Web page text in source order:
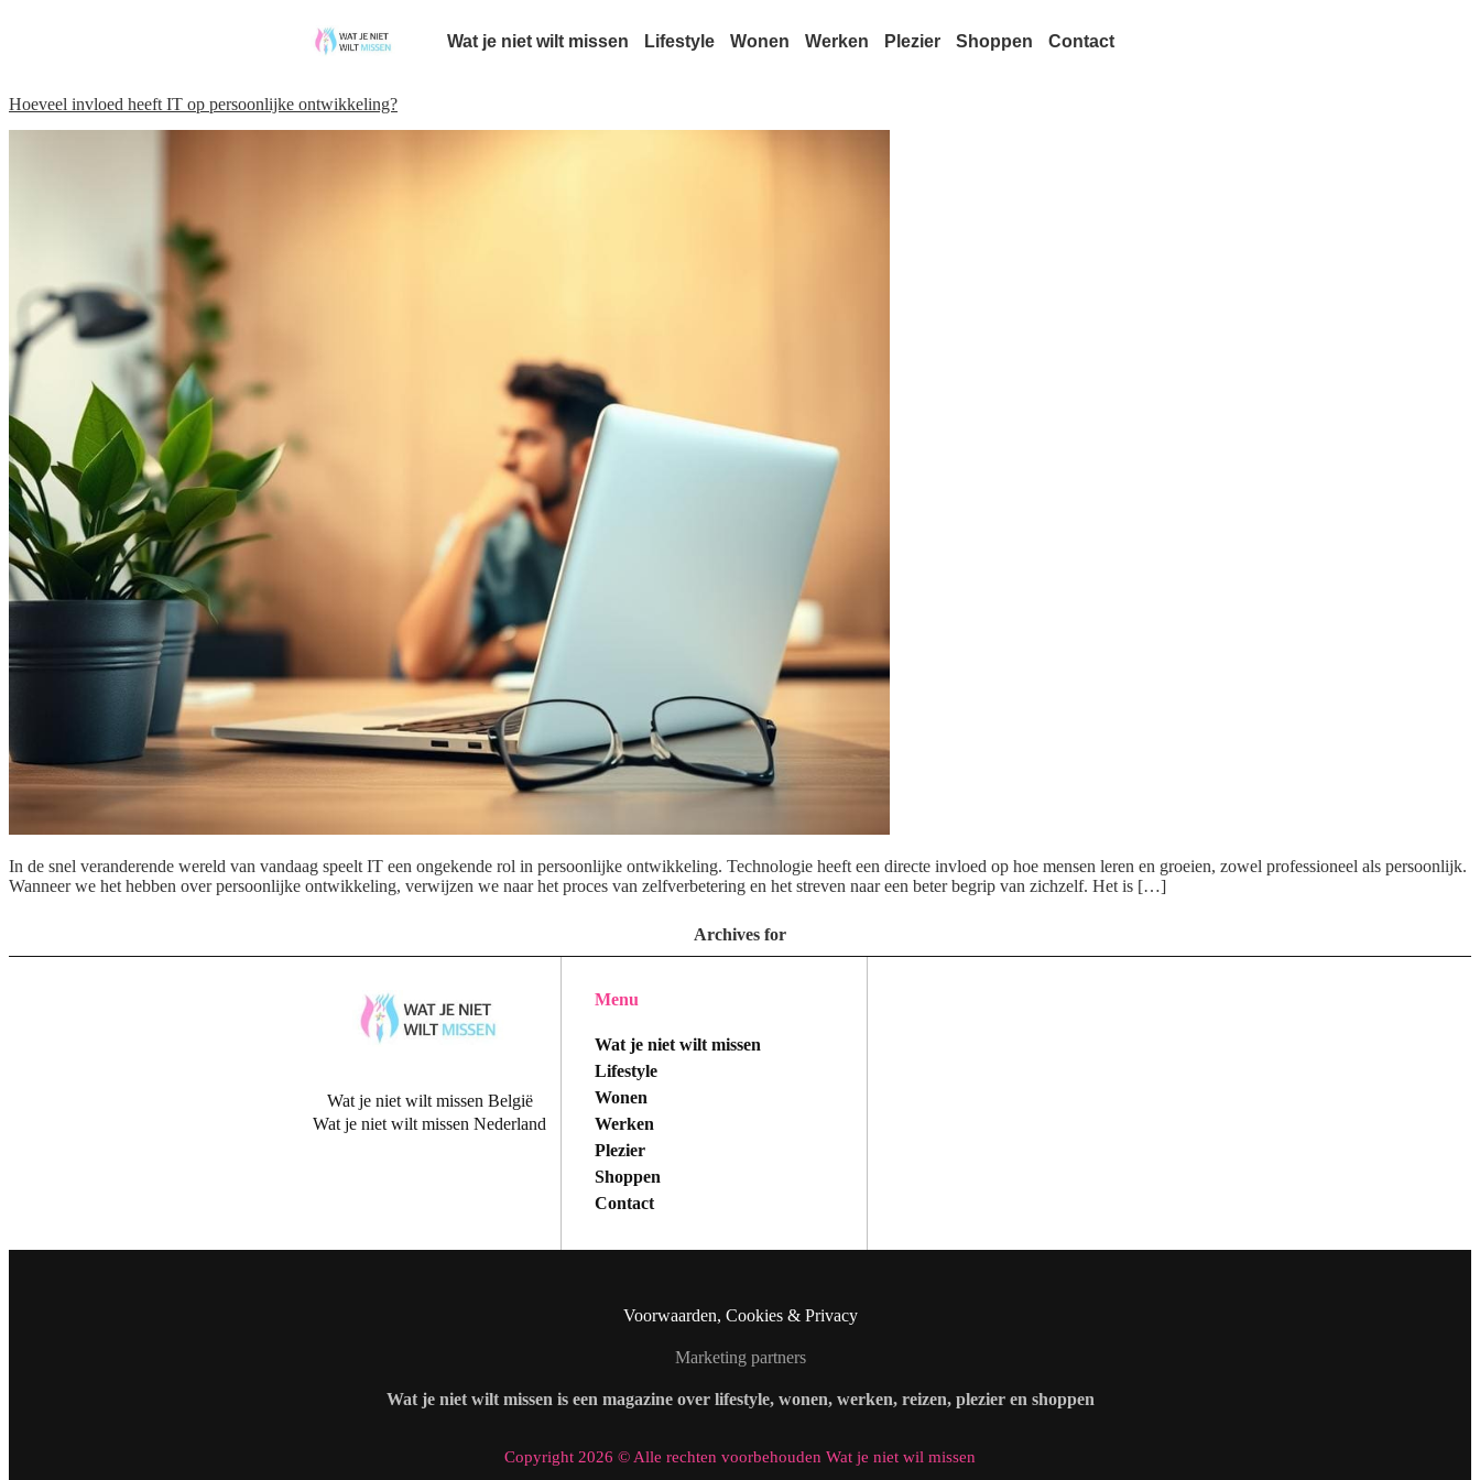
Wat je niet wilt missen Lifestyle Wonen Werken Plezier Shoppen Contact
Hoeveel invloed heeft IT op persoonlijke ontwikkeling?
In de snel veranderende wereld van vandaag speelt IT een ongekende rol in persoonlijke ontwikkeling. Technologie heeft een directe invloed op hoe mensen leren en groeien, zowel professioneel als persoonlijk.
Wanneer we het hebben over persoonlijke ontwikkeling, verwijzen we naar het proces van zelfverbetering en het streven naar een beter begrip van zichzelf. Het is […]
Archives for
Wat je niet wilt missen België
Wat je niet wilt missen Nederland
Menu
Wat je niet wilt missen
Lifestyle
Wonen
Werken
Plezier
Shoppen
Contact
Voorwaarden, Cookies & Privacy
Marketing partners
Wat je niet wilt missen is een magazine over lifestyle, wonen, werken, reizen, plezier en shoppen
Copyright 2026 © Alle rechten voorbehouden Wat je niet wil missen